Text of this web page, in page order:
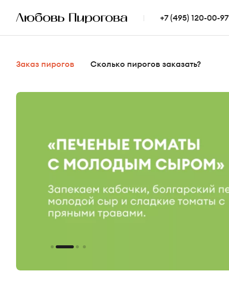
+7 (495) 120-00-97
Заказ пирогов Сколько пирогов заказать?